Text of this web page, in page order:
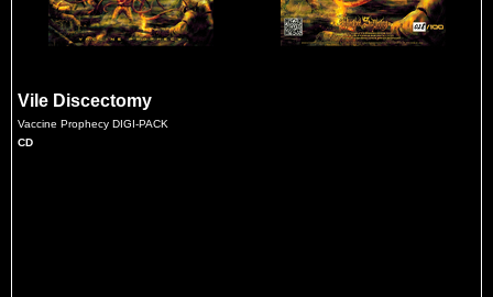
Vile Discectomy
Vaccine Prophecy DIGI-PACK
CD